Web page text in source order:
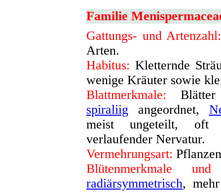
Familie
Gattungs- und Artenzahl:
Arten.
Habitus: Kletternde
wenige Kräuter sowie
Blattmerkmale:
spiraliig angeordnet,
meist ungeteilt, oft
verlaufender Nervatur.
Vermehrungsart:
Blütenmerkmale und
radiärsymmetrisch,